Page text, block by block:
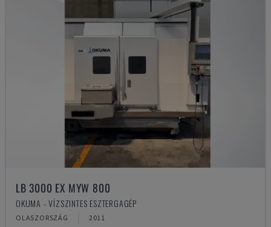
LB 3000 EX MYW 800
OKUMA - VÍZSZINTES ESZTERGAGÉP
OLASZORSZÁG 2011